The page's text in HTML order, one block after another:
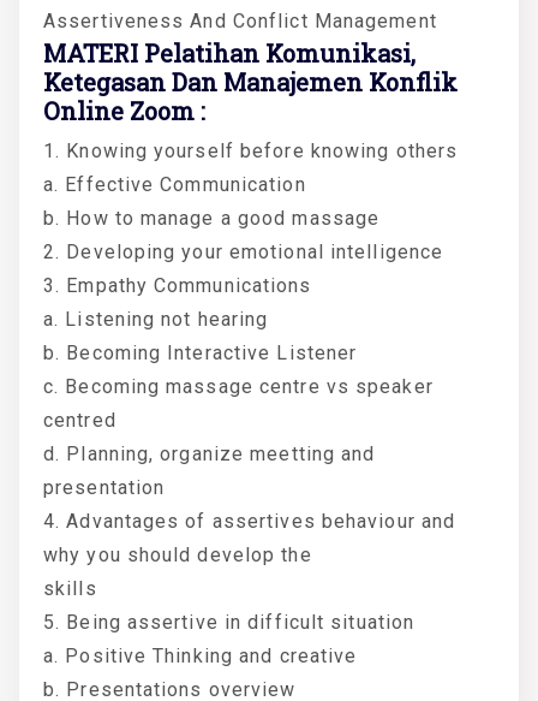
Assertiveness And Conflict Management
MATERI Pelatihan Komunikasi,
Ketegasan Dan Manajemen Konflik
Online Zoom :
1. Knowing yourself before knowing others
a. Effective Communication
b. How to manage a good massage
2. Developing your emotional intelligence
3. Empathy Communications
a. Listening not hearing
b. Becoming Interactive Listener
c. Becoming massage centre vs speaker
centred
d. Planning, organize meetting and
presentation
4. Advantages of assertives behaviour and
why you should develop the
skills
5. Being assertive in difficult situation
a. Positive Thinking and creative
b. Presentations overview